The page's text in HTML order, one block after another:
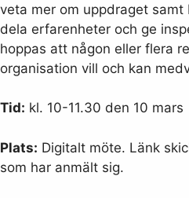
veta mer om uppdraget
dela erfarenheter och ge
hoppas att någon eller flera
organisation vill och kan
Tid: kl. 10-11.30 den 10 mars
Plats: Digitalt möte. Länk
som har anmält sig.